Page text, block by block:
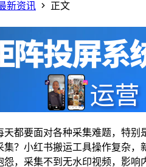
新资讯
正文
天都要面对各种采集难题，特
集？小红书搬运工具操作复杂
怨，采集不到无水印视频，影响